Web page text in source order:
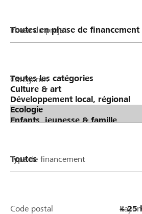
Phase du projet
Catégories
Type de financement
Code postal Rayon